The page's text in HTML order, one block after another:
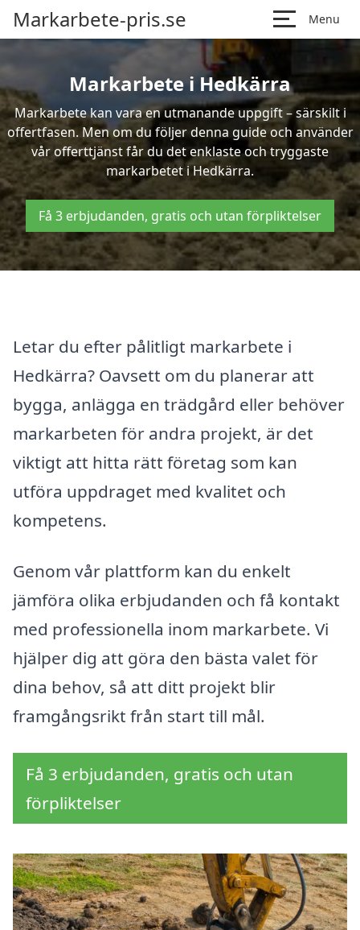
Markarbete-pris.se Menu
Markarbete i Hedkärra
Markarbete kan vara en utmanande uppgift – särskilt i
offertfasen. Men om du följer denna guide och använder
vår offerttjänst får du det enklaste och tryggaste
markarbetet i Hedkärra.
Få 3 erbjudanden, gratis och utan förpliktelser
Letar du efter pålitligt markarbete i
Hedkärra? Oavsett om du planerar att
bygga, anlägga en trädgård eller behöver
markarbeten för andra projekt, är det
viktigt att hitta rätt företag som kan
utföra uppdraget med kvalitet och
kompetens.
Genom vår plattform kan du enkelt
jämföra olika erbjudanden och få kontakt
med professionella inom markarbete. Vi
hjälper dig att göra den bästa valet för
dina behov, så att ditt projekt blir
framgångsrikt från start till mål.
Få 3 erbjudanden, gratis och utan
förpliktelser